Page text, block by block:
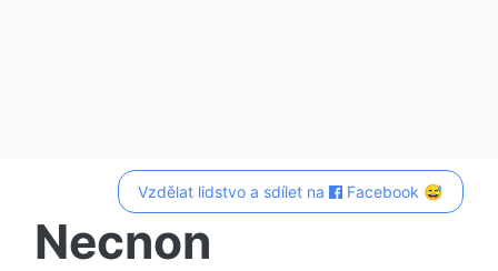
Vzdělat lidstvo a sdílet na Facebook 😅
Necnon